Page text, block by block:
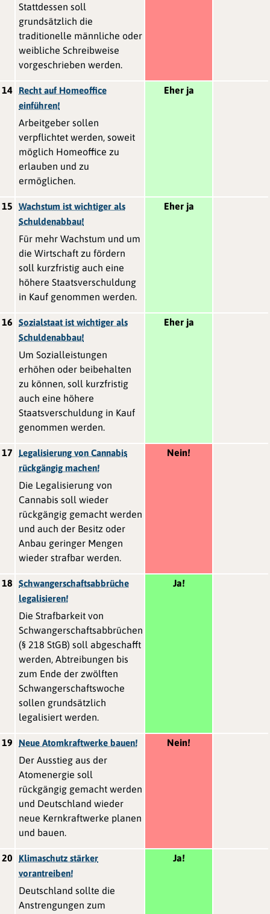
Stattdessen soll
grundsätzlich die
traditionelle männliche oder
weibliche Schreibweise
vorgeschrieben werden.
14
Recht auf Homeoffice
einführen!
Arbeitgeber sollen
verpflichtet werden, soweit
möglich Homeoffice zu
erlauben und zu
ermöglichen.
Eher ja
15
Wachstum ist wichtiger als
Schuldenabbau!
Für mehr Wachstum und um
die Wirtschaft zu fördern
soll kurzfristig auch eine
höhere Staatsverschuldung
in Kauf genommen werden.
Eher ja
16
Sozialstaat ist wichtiger als
Schuldenabbau!
Um Sozialleistungen
erhöhen oder beibehalten
zu können, soll kurzfristig
auch eine höhere
Staatsverschuldung in Kauf
genommen werden.
Eher ja
17
Legalisierung von Cannabis
rückgängig machen!
Die Legalisierung von
Cannabis soll wieder
rückgängig gemacht werden
und auch der Besitz oder
Anbau geringer Mengen
wieder strafbar werden.
Nein!
18
Schwangerschaftsabbrüche
legalisieren!
Die Strafbarkeit von
Schwangerschaftsabbrüchen
(§ 218 StGB) soll abgeschafft
werden, Abtreibungen bis
zum Ende der zwölften
Schwangerschaftswoche
sollen grundsätzlich
legalisiert werden.
Ja!
19 Neue Atomkraftwerke bauen!
Der Ausstieg aus der
Atomenergie soll
rückgängig gemacht werden
und Deutschland wieder
neue Kernkraftwerke planen
und bauen.
Nein!
20
Klimaschutz stärker
vorantreiben!
Deutschland sollte die
Anstrengungen zum
Ja!